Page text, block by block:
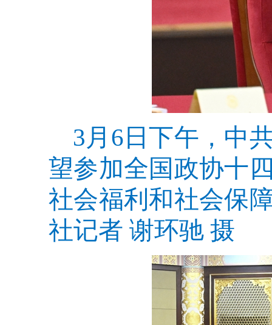
3月6日下午，中
望参加全国政协十
社会福利和社会保
社记者 谢环驰 摄